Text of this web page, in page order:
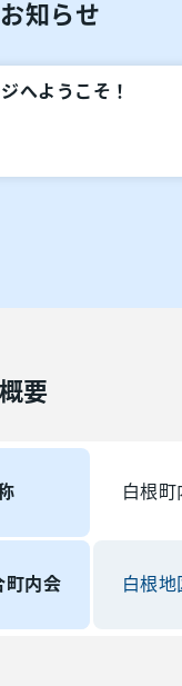
知らせ
へようこそ！
要
白根町
町内会 白根